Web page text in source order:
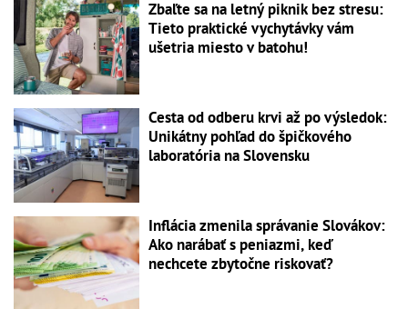
Zbaľte sa na letný piknik bez stresu:
Tieto praktické vychytávky vám
ušetria miesto v batohu!
Cesta od odberu krvi až po výsledok:
Unikátny pohľad do špičkového
laboratória na Slovensku
Inflácia zmenila správanie Slovákov:
Ako narábať s peniazmi, keď
nechcete zbytočne riskovať?